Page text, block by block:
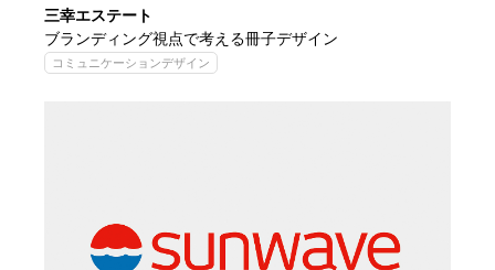
三幸エステート
ブランディング視点で考える冊子デザイン
コミュニケーションデザイン